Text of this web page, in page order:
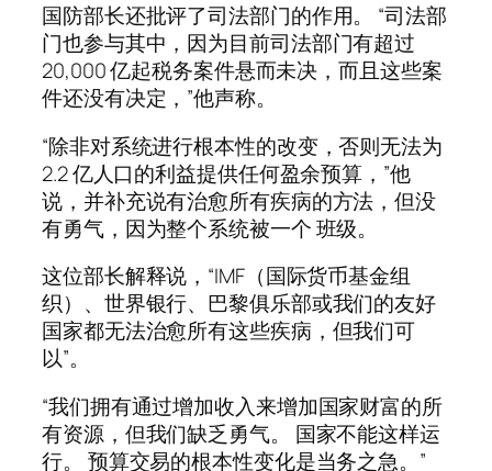
国防部长还批评了司法部门的作用。 “司法部
门也参与其中，因为目前司法部门有超过
20,000 亿起税务案件悬而未决，而且这些案
件还没有决定，”他声称。
“除非对系统进行根本性的改变，否则无法为
2.2 亿人口的利益提供任何盈余预算，”他
说，并补充说有治愈所有疾病的方法，但没
有勇气，因为整个系统被一个 班级。
这位部长解释说，“IMF（国际货币基金组
织）、世界银行、巴黎俱乐部或我们的友好
国家都无法治愈所有这些疾病，但我们可
以”。
“我们拥有通过增加收入来增加国家财富的所
有资源，但我们缺乏勇气。 国家不能这样运
行。 预算交易的根本性变化是当务之急。”